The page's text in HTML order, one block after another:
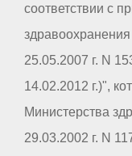
соответствии с
25.05.2007 г. N
14.02.2012 г.)",
Министерства
29.03.2002 г. N